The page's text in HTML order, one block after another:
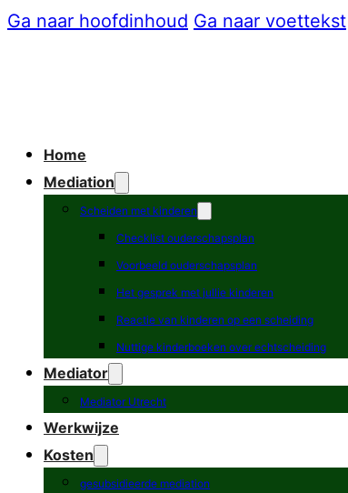
Ga naar hoofdinhoud Ga naar voettekst
Home
Mediation
Scheiden met kinderen
Checklist ouderschapsplan
Voorbeeld ouderschapsplan
Het gesprek met jullie kinderen
Reactie van kinderen op een scheiding
Nuttige kinderboeken over echtscheiding
Mediator
Mediator Utrecht
Werkwijze
Kosten
gesubsidieerde mediation